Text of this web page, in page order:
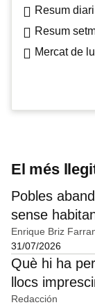
Resum diari
Resum
Mercat de
El més
Pobles
sense
Enrique Briz
31/07/2026
Què hi ha
llocs
Redacción